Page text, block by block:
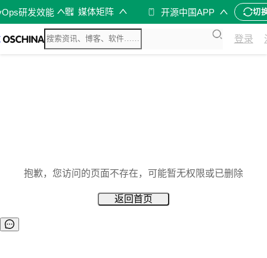
研发效能 媒体矩阵 开源中国APP 切
登录
抱歉，您访问的页面不存在，可能暂无权限或已删除
返回首页